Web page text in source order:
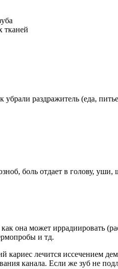
убрали раздражитель (еда,
боль отдает в голову,
она может иррадиировать
и тд.
кариес лечится иссечением
канала. Если же зуб не